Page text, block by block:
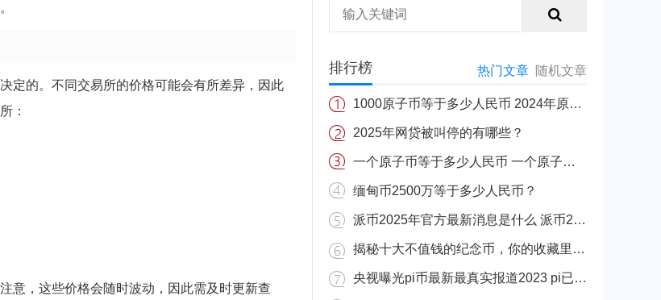
定的。不同交易所的价格可能会有所差异，因此
：
意，这些价格会随时波动，因此需及时更新查
排行榜 热门文章 随机文章
1000原子币等于多少人民币 2024年原子币最新价格介绍一览
2025年网贷被叫停的有哪些？
一个原子币等于多少人民币 一个原子币价格介绍
缅甸币2500万等于多少人民币？
派币2025年官方最新消息是什么 派币2025年官方最新消息真实分享
揭秘十大不值钱的纪念币，你的收藏里有吗？
央视曝光pi币最新最真实报道2023 pi已经成功了是真的吗（假的）